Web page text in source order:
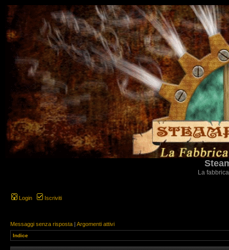
La
Login Iscriviti
Messaggi senza risposta | Argomenti attivi
Indice